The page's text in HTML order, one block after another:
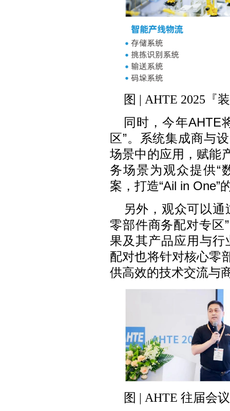
图 | AHTE 2025『
同时，今年AHTE
区”。系统集成商与
场景中的应用，赋能
务场景为观众提供“
案，打造“Ail in One”
另外，观众可以通
零部件商务配对专区
果及其产品应用与行
配对也将针对核心零
供高效的技术交流与
图 | AHTE 往届会